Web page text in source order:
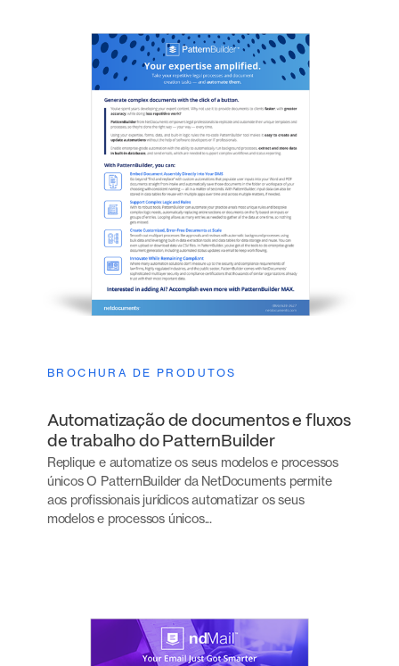
BROCHURA DE PRODUTOS
Automatização de documentos e fluxos
de trabalho do PatternBuilder
Replique e automatize os seus modelos e processos
únicos O PatternBuilder da NetDocuments permite
aos profissionais jurídicos automatizar os seus
modelos e processos únicos...